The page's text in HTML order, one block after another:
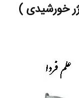
خورشیدی )